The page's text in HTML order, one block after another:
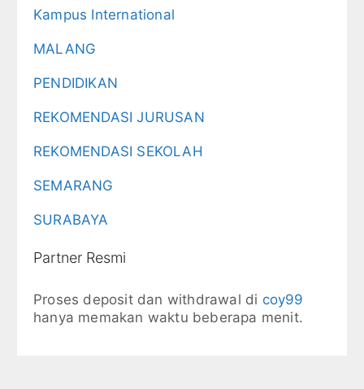
Kampus International
MALANG
PENDIDIKAN
REKOMENDASI JURUSAN
REKOMENDASI SEKOLAH
SEMARANG
SURABAYA
Partner Resmi
Proses deposit dan withdrawal di coy99
hanya memakan waktu beberapa menit.